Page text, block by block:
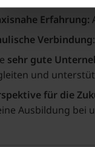
Erfahrung:
Verbindung
sehr gute
und
für die
Ausbildung bei